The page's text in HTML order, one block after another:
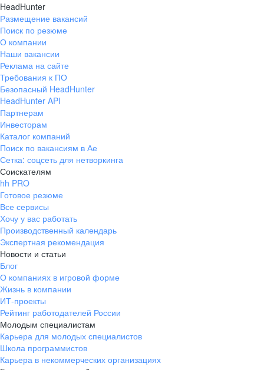
HeadHunter
Размещение вакансий
Поиск по резюме
О компании
Наши вакансии
Реклама на сайте
Требования к ПО
Безопасный HeadHunter
HeadHunter API
Партнерам
Инвесторам
Каталог компаний
Поиск по вакансиям в Ае
Сетка: соцсеть для нетворкинга
Соискателям
hh PRO
Готовое резюме
Все сервисы
Хочу у вас работать
Производственный календарь
Экспертная рекомендация
Новости и статьи
Блог
О компаниях в игровой форме
Жизнь в компании
ИТ-проекты
Рейтинг работодателей России
Молодым специалистам
Карьера для молодых специалистов
Школа программистов
Карьера в некоммерческих организациях